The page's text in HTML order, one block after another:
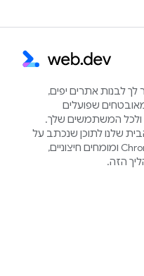
לבנות אתרים יפים,
שפועלים
המשתמשים שלך.
לתוכן שנכתב על
ידי חברי צוות Chrome ומומחים חיצוניים,
הזה.